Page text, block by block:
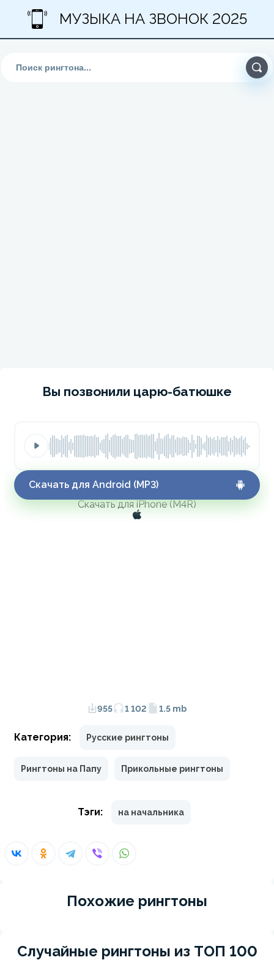
МУЗЫКА НА ЗВОНОК 2025
Вы позвонили царю-батюшке
Скачать для Android (MP3)
Скачать для iPhone (M4R)
955 1 102 1.5 mb
Категория: Русские рингтоны
Рингтоны на Папу Прикольные рингтоны
Тэги: на начальника
Похожие рингтоны
Случайные рингтоны из ТОП 100